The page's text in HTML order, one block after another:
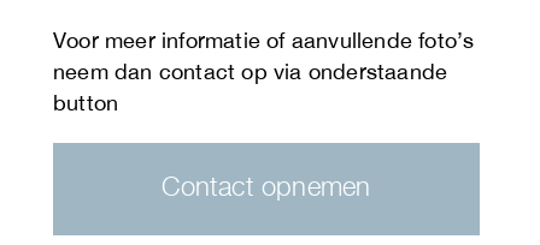
Contact opnemen